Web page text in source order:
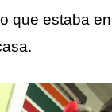
que estaba